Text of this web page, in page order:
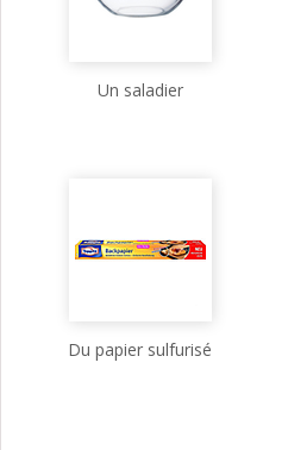
Un saladier
Du papier sulfurisé